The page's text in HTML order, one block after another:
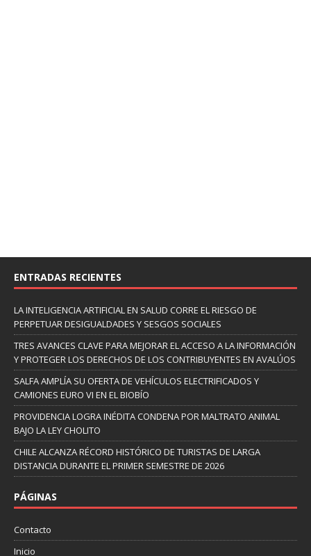
ENTRADAS RECIENTES
LA INTELIGENCIA ARTIFICIAL EN SALUD CORRE EL RIESGO DE
PERPETUAR DESIGUALDADES Y SESGOS SOCIALES
TRES AVANCES CLAVE PARA MEJORAR EL ACCESO A LA INFORMACIÓN
Y PROTEGER LOS DERECHOS DE LOS CONTRIBUYENTES EN AVALÚOS
SALFA AMPLÍA SU OFERTA DE VEHÍCULOS ELECTRIFICADOS Y
CAMIONES EURO VI EN EL BIOBÍO
PROVIDENCIA LOGRA INÉDITA CONDENA POR MALTRATO ANIMAL
BAJO LA LEY CHOLITO
CHILE ALCANZA RÉCORD HISTÓRICO DE TURISTAS DE LARGA
DISTANCIA DURANTE EL PRIMER SEMESTRE DE 2026
PÁGINAS
Contacto
Inicio